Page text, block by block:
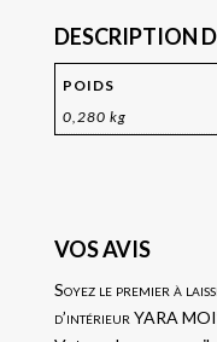
DESCRIPTION
POIDS
0,280 kg
VOS AVIS
Soyez le premier à
d’intérieur YARA